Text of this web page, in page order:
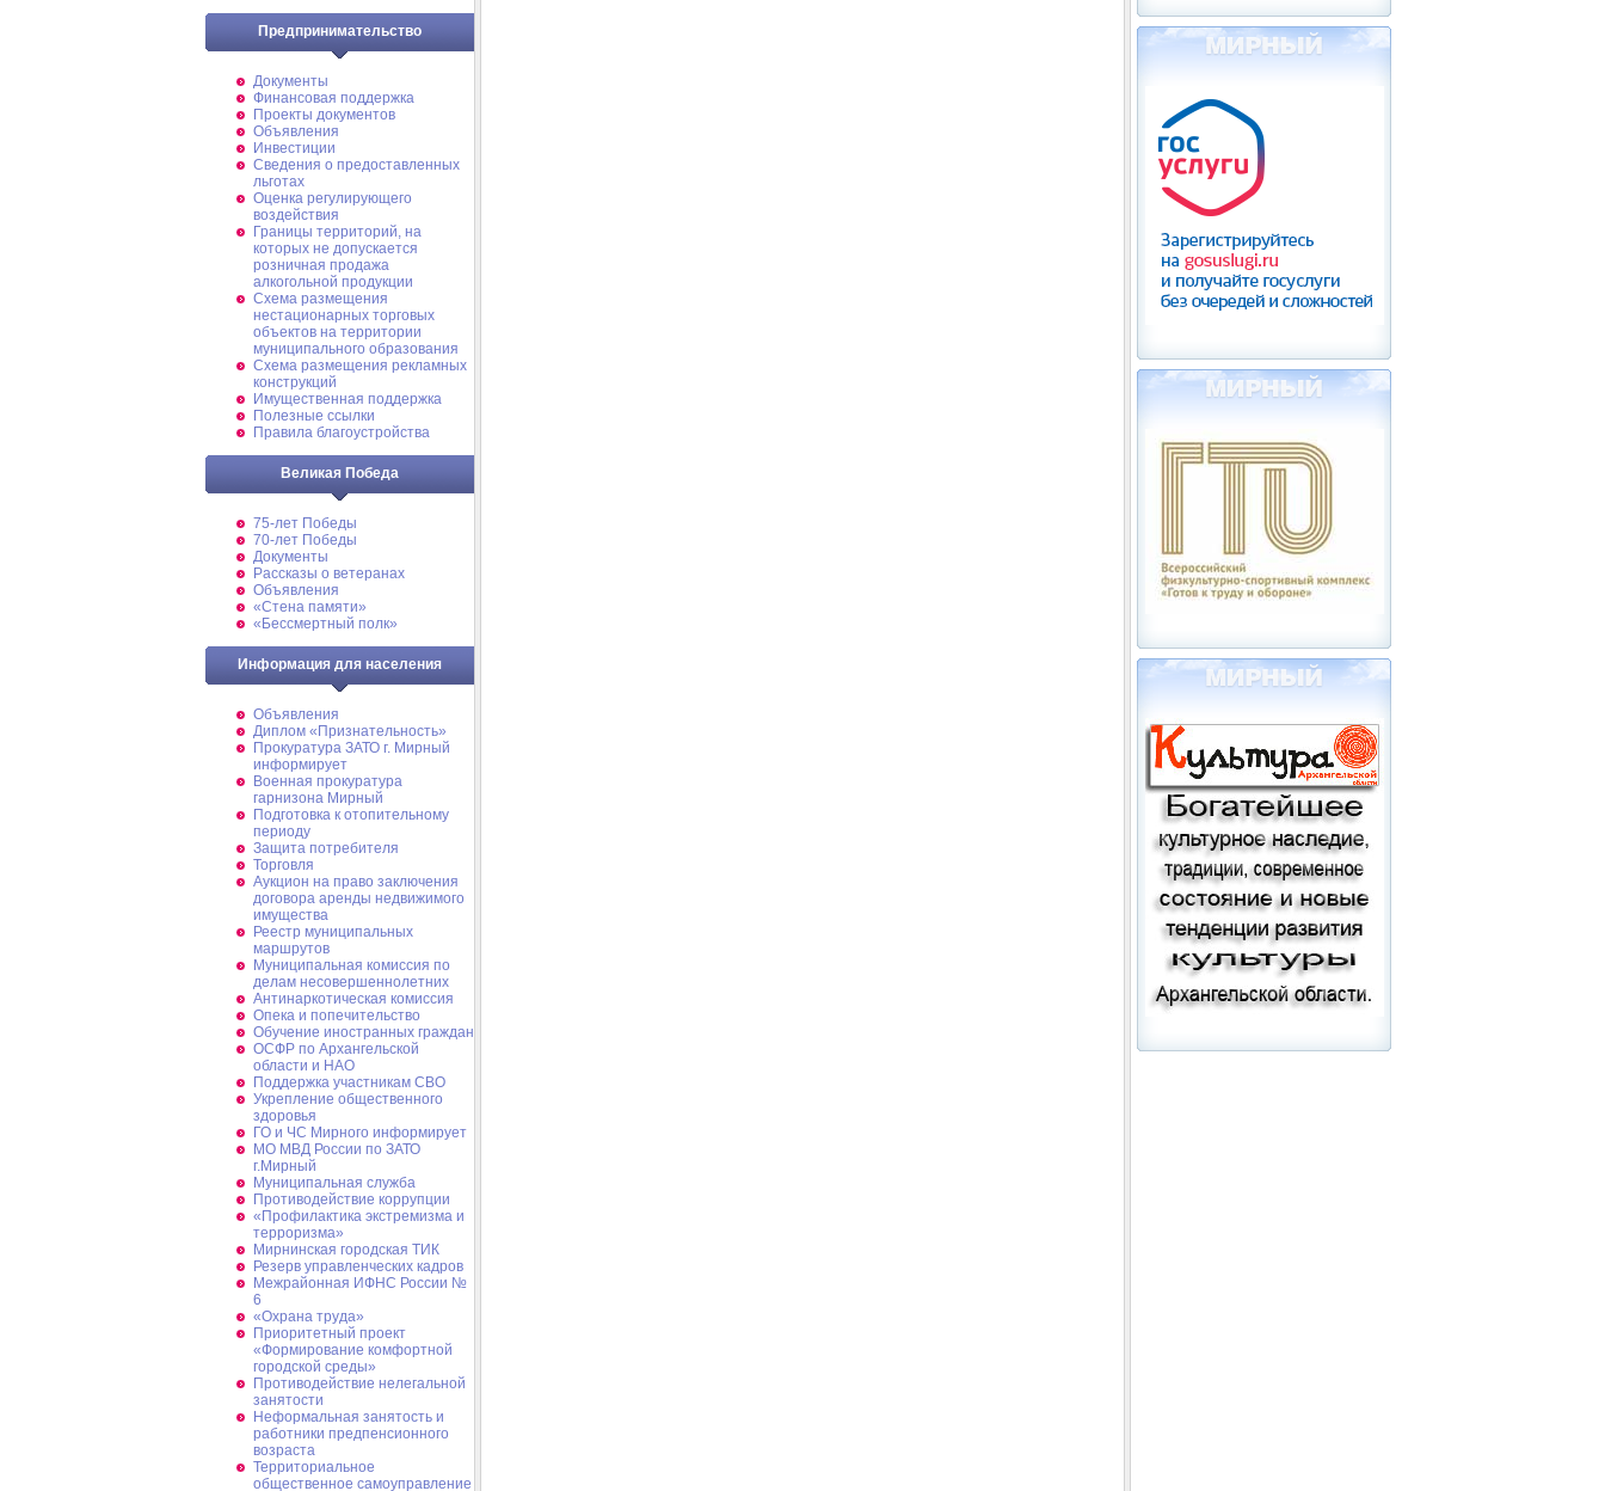
Предпринимательство
Документы
Финансовая поддержка
Проекты документов
Объявления
Инвестиции
Сведения о предоставленных
льготах
Оценка регулирующего
воздействия
Границы территорий, на
которых не допускается
розничная продажа
алкогольной продукции
Схема размещения
нестационарных торговых
объектов на территории
муниципального образования
Схема размещения рекламных
конструкций
Имущественная поддержка
Полезные ссылки
Правила благоустройства
Великая Победа
75-лет Победы
70-лет Победы
Документы
Рассказы о ветеранах
Объявления
«Стена памяти»
«Бессмертный полк»
Информация для населения
Объявления
Диплом «Признательность»
Прокуратура ЗАТО г. Мирный
информирует
Военная прокуратура
гарнизона Мирный
Подготовка к отопительному
периоду
Защита потребителя
Торговля
Аукцион на право заключения
договора аренды недвижимого
имущества
Реестр муниципальных
маршрутов
Муниципальная комиссия по
делам несовершеннолетних
Антинаркотическая комиссия
Опека и попечительство
Обучение иностранных граждан
ОСФР по Архангельской
области и НАО
Поддержка участникам СВО
Укрепление общественного
здоровья
ГО и ЧС Мирного информирует
МО МВД России по ЗАТО
г.Мирный
Муниципальная cлужба
Противодействие коррупции
«Профилактика экстремизма и
терроризма»
Мирнинская городская ТИК
Резерв управленческих кадров
Межрайонная ИФНС России №
6
«Охрана труда»
Приоритетный проект
«Формирование комфортной
городской среды»
Противодействие нелегальной
занятости
Неформальная занятость и
работники предпенсионного
возраста
Территориальное
общественное самоуправление